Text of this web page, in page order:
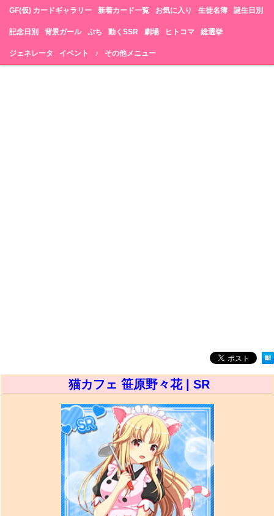
GF(仮) カードギャラリー 新着カード一覧 お気に入り 生徒名簿 誕生日別
記念日別 背景ガール ぷち 動くSSR 劇場 ヒトコマ 総選挙
ジェネレータ イベント ♪ その他メニュー
猫カフェ 笹原野々花 | SR